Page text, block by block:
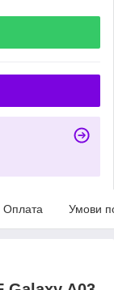
Оплата Умови